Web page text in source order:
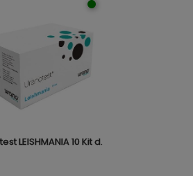
LEISHMANIA 10 Kit d.